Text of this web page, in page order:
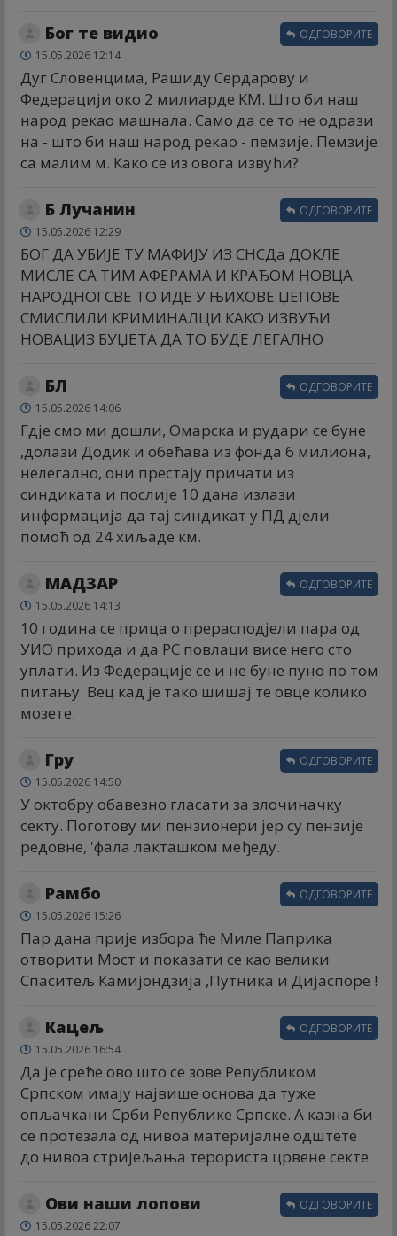
Бог те видио
15.05.2026 12:14
Дуг Словенцима, Рашиду Сердарову и
Федерацији око 2 милиарде КМ. Што би наш
народ рекао машнала. Само да се то не одрази
на - што би наш народ рекао - пемзије. Пемзије
са малим м. Како се из овога извући?
ОДГОВОРИТЕ
Б Лучанин
15.05.2026 12:29
БОГ ДА УБИЈЕ ТУ МАФИЈУ ИЗ СНСДа ДОКЛЕ
МИСЛЕ СА ТИМ АФЕРАМА И КРАЂОМ НОВЦА
НАРОДНОГСВЕ ТО ИДЕ У ЊИХОВЕ ЏЕПОВЕ
СМИСЛИЛИ КРИМИНАЛЦИ КАКО ИЗВУЋИ
НОВАЦИЗ БУЏЕТА ДА ТО БУДЕ ЛЕГАЛНО
ОДГОВОРИТЕ
БЛ
15.05.2026 14:06
Гдје смо ми дошли, Омарска и рудари се буне
,долази Додик и обећава из фонда 6 милиона,
нелегално, они престају причати из
синдиката и послије 10 дана излази
информација да тај синдикат у ПД дјели
помоћ од 24 хиљаде км.
ОДГОВОРИТЕ
МАДЗАР
15.05.2026 14:13
10 година се прица о прерасподјели пара од
УИО прихода и да РС повлаци висе него сто
уплати. Из Федерације се и не буне пуно по том
питању. Вец кад је тако шишај те овце колико
мозете.
ОДГОВОРИТЕ
Гру
15.05.2026 14:50
У октобру обавезно гласати за злочиначку
секту. Поготову ми пензионери јер су пензије
редовне, 'фала лакташком међеду.
ОДГОВОРИТЕ
Рамбо
15.05.2026 15:26
Пар дана прије избора ће Миле Паприка
отворити Мост и показати се као велики
Спаситељ Камијондзија ,Путника и Дијаспоре !
ОДГОВОРИТЕ
Кацељ
15.05.2026 16:54
Да је среће ово што се зове Републиком
Српском имају највише основа да туже
опљачкани Срби Републике Српске. А казна би
се протезала од нивоа материјалне одштете
до нивоа стријељања терориста црвене секте
ОДГОВОРИТЕ
Ови наши лопови
15.05.2026 22:07
ОДГОВОРИТЕ